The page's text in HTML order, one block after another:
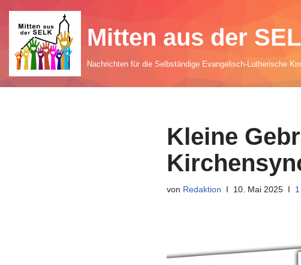
Zum
Inhalt
springen
Mitten aus der
Nachrichten für die Selbständige Evangelisch-Lutherische
Kleine
von Redaktion 10. Mai 2025